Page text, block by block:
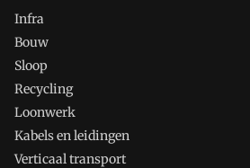
Infra
Bouw
Sloop
Recycling
Loonwerk
Kabels en leidingen
Verticaal transport